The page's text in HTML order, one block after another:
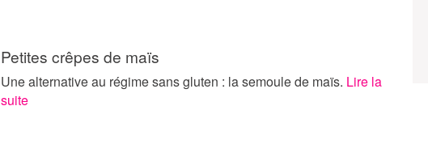
Petites crêpes de maïs
Une alternative au régime sans gluten : la semoule de maïs. Lire la
suite